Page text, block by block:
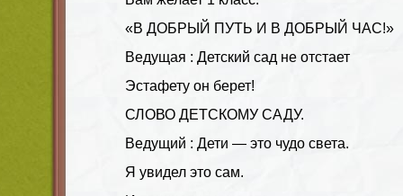
«В ДОБРЫЙ ПУТЬ И В ДОБРЫЙ ЧАС!»
Ведущая : Детский сад не отстает
Эстафету он берет!
СЛОВО ДЕТСКОМУ САДУ.
Ведущий : Дети — это чудо света.
Я увидел это сам.